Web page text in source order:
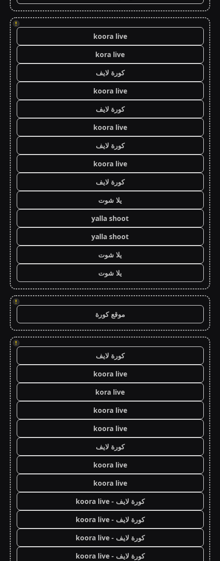
!
koora live
kora live
كورة لايف
koora live
كورة لايف
koora live
كورة لايف
koora live
كورة لايف
يلا شوت
yalla shoot
yalla shoot
يلا شوت
يلا شوت
!
موقع كورة
!
كورة لايف
koora live
kora live
koora live
koora live
كورة لايف
koora live
koora live
كورة لايف - koora live
كورة لايف - koora live
كورة لايف - koora live
كورة لايف - koora live